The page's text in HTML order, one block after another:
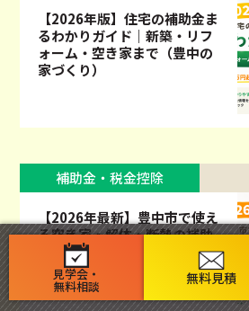
見学会・
無料相談 無料見積
【2026年版】住宅の補助金ま
るわかりガイド｜新築・リフ
ォーム・空き家まで（豊中の
家づくり）
補助金・税金控除
【2026年最新】豊中市で使え
る空き家・解体・断熱の補助
金まとめ｜令和8年度